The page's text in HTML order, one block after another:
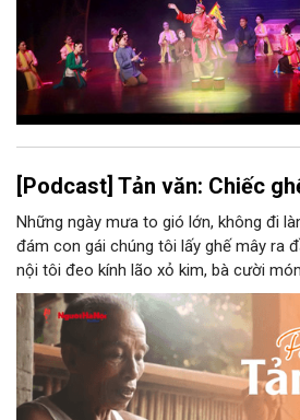
[Podcast] Tản văn: Chiếc
Những ngày mưa to gió lớn, không đi
đám con gái chúng tôi lấy ghế mây ra
nội tôi đeo kính lão xỏ kim, bà cười
chuyện kể tếu táo của đám trẻ chúng
ra âm thanh kin kít chịu đựng sức nặng
những điệu cười khúc khích.